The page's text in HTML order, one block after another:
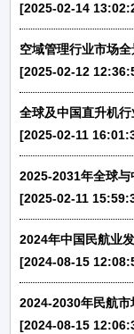
[2025-02-14
[2025-02-12
[2025-02-11
[2025-02-11
2024年中国民航业
[2024-08-15
[2024-08-15